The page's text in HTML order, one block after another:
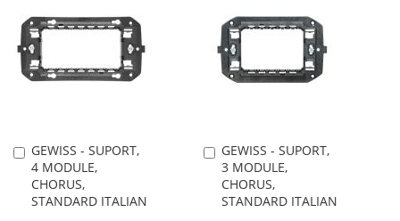
DE
DORINTE
DE
DORINTE
GEWISS - SUPORT,
4 MODULE,
CHORUS,
STANDARD ITALIAN
Adauga
în
cos
GEWISS - SUPORT,
3 MODULE,
CHORUS,
STANDARD ITALIAN
Adauga
în
cos